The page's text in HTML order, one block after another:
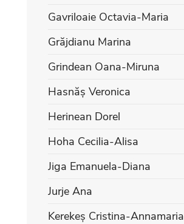
Gavriloaie Octavia-Maria
Grăjdianu Marina
Grindean Oana-Miruna
Hasnăș Veronica
Herinean Dorel
Hoha Cecilia-Alisa
Jiga Emanuela-Diana
Jurje Ana
Kerekeș Cristina-Annamaria